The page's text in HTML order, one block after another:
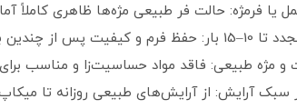
یا فرمژه: حالت فر طبیعی مژه‌ها ظاهری
چندین بار استفاده.
و مژه طبیعی: فاقد مواد حساسیت‌زا و مناسب
سبک آرایش: از آرایش‌های طبیعی روزانه تا